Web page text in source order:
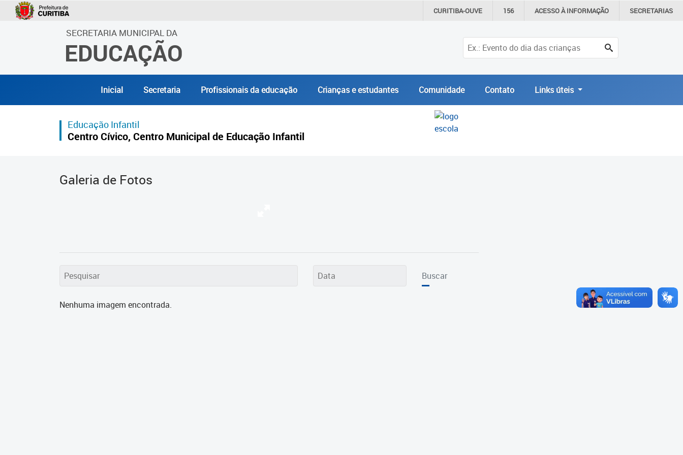
CURITIBA-OUVE 156 ACESSO ÀINFORMAÇÃO SECRETARIAS
SECRETARIA MUNICIPAL DA
EDUCAÇÃO
Inicial Secretaria Profissionais da educação Crianças e estudantes Comunidade Contato Links úteis
Educação Infantil
Centro Cívico, Centro Municipal de Educação Infantil
Galeria de Fotos
Buscar
Nenhuma imagem encontrada.